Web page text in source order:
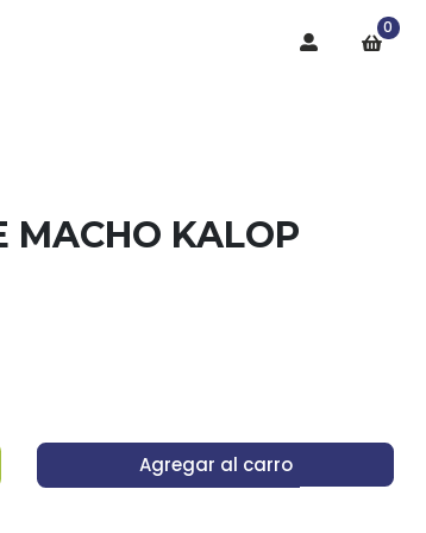
0
MACHO KALOP
Agregar al carro